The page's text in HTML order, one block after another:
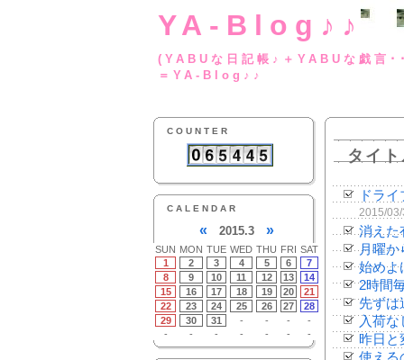
YA-Blog♪♪
(YABUな日記帳♪
＝YA-Blog♪♪
COUNTER
CALENDAR
« 2015.3 »
SUN MON TUE WED THU FRI SAT
1
2 3 4 5 6
7
8
9 10 11 12 13
14
15
16 17 18 19 20
21
22
23 24 25 26 27
28
29
30 31 - - -
-
-
- - - - - -
タイ
ドラ
2015/
消えた
月曜
始めよ
2時間
先ずは
入荷
昨日と